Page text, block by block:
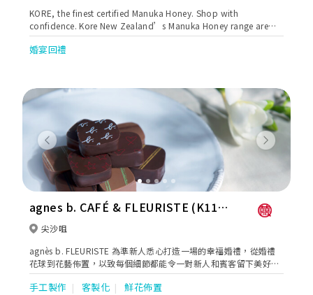
KORE, the finest certified Manuka Honey. Shop with
confidence. Kore New Zealand’s Manuka Honey range are
Certified and Tested for natural MGO levels, made with only
the highest quality of Manuka Honey, and with 100%
婚宴回禮
Previous Next
agnes b. CAFÉ & FLEURISTE (K11
Musea)
尖沙咀
agnès b. FLEURISTE 為準新人悉心打造一場的幸福婚禮，從婚禮
花球到花藝佈置，以致每個細節都能令一對新人和賓客留下美好而
深刻的甜蜜回憶。不論新人主張簡約或是華麗的婚禮，花藝佈置有
著魔法般的力量，能把平平無奇的場地變成夢寐以求的婚禮。
手工製作 客製化 鮮花佈置